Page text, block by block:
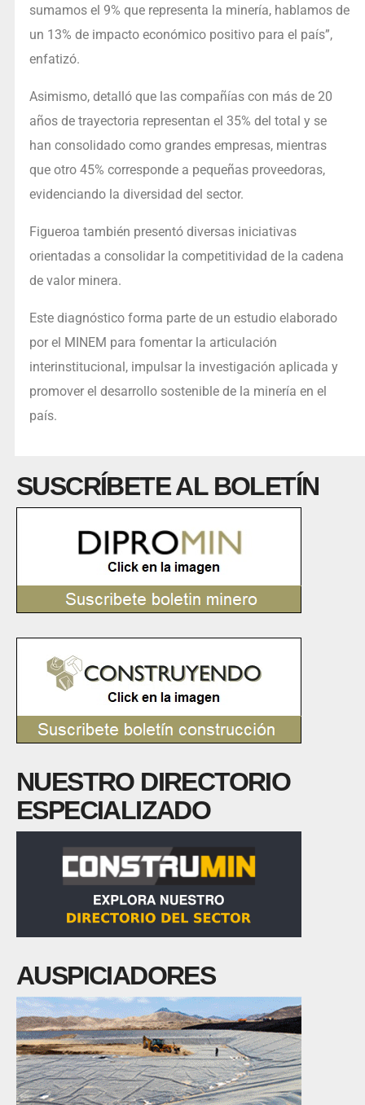
sumamos el 9% que representa la minería, hablamos de
un 13% de impacto económico positivo para el país”,
enfatizó.
Asimismo, detalló que las compañías con más de 20
años de trayectoria representan el 35% del total y se
han consolidado como grandes empresas, mientras
que otro 45% corresponde a pequeñas proveedoras,
evidenciando la diversidad del sector.
Figueroa también presentó diversas iniciativas
orientadas a consolidar la competitividad de la cadena
de valor minera.
Este diagnóstico forma parte de un estudio elaborado
por el MINEM para fomentar la articulación
interinstitucional, impulsar la investigación aplicada y
promover el desarrollo sostenible de la minería en el
país.
SUSCRÍBETE AL BOLETÍN
NUESTRO DIRECTORIO
ESPECIALIZADO
AUSPICIADORES